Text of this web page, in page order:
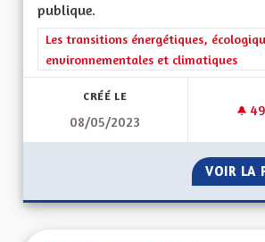
publique.
Filtrer les résultats de la catégorie :
Les transitions énergétiques,
environnementales et climatiques
CRÉÉ LE
08/05/2023
49
VOIR LA